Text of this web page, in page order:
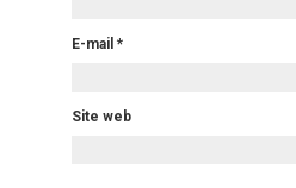
E-mail *
Site web